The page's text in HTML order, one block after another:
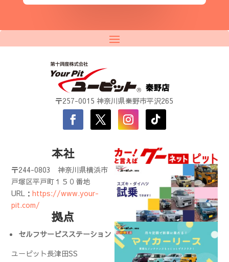
〒257-0015 神奈川県秦野市平沢265
本社
〒244-0803神奈川県横浜市
戸塚区平戸町１５０番地
URL：https://www.your-
pit.com/
拠点
セルフサービスステーション
ユーピット長津田SS